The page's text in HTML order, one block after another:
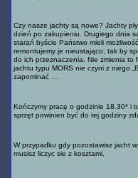
Czy nasze jachty są nowe? Jachty
dzień po zakupieniu. Drugiego dnia
starań byście Państwo mieli
remontujemy je nieustająco, tak by
do ich przeznaczenia. Nie zmienia to
jachtu typu MORS nie czyni z niego
zapominać …
Kończymy pracę o godzinie 18.30* i
sprzęt powinien być do tej godziny
W przypadku gdy pozostawisz jacht
musisz liczyc sie z kosztami.